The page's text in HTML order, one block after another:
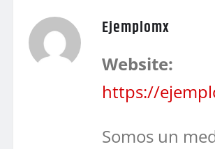
Ejemplomx
Website:
https://
Somos un